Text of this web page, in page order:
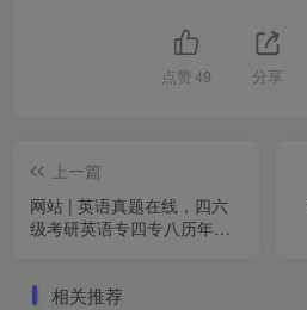
点赞 49 分享
上一篇
网站 | 英语真题在线，四六
级考研英语专四专八历年真
相关推荐